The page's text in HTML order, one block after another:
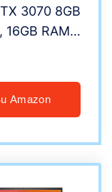
3070 8GB
RAM
PCIe,
Amazon